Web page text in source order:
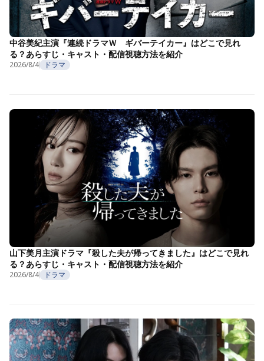
中谷美紀主演『連続ドラマＷ ギバーテイカー』はどこで見れ
る？あらすじ・キャスト・配信視聴方法を紹介
2026/8/4 ドラマ
山下美月主演ドラマ『殺した夫が帰ってきました』はどこで見れ
る？あらすじ・キャスト・配信視聴方法を紹介
2026/8/4 ドラマ